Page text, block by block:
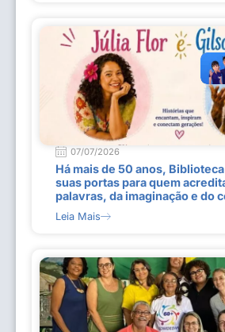
07/07/2026
Há mais de 50 anos,
suas portas para quem
palavras, da imaginação e do
Leia Mais